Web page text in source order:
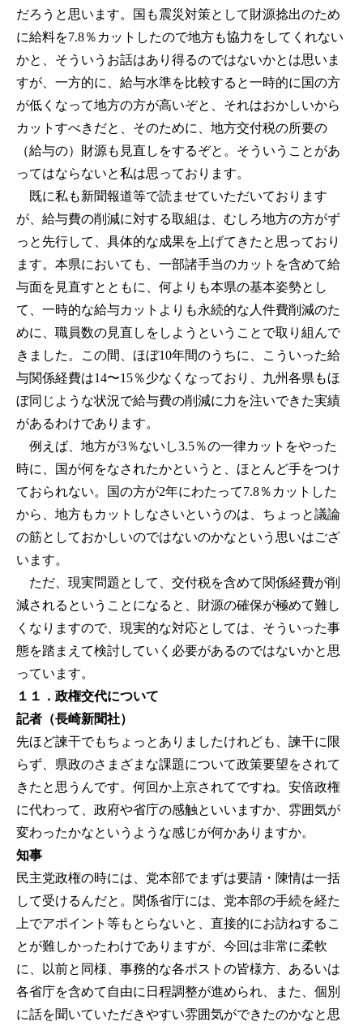
だろうと思います。国も震災対策として財源捻出のため
に給料を7.8％カットしたので地方も協力をしてくれない
かと、そういうお話はあり得るのではないかとは思いま
すが、一方的に、給与水準を比較すると一時的に国の方
が低くなって地方の方が高いぞと、それはおかしいから
カットすべきだと、そのために、地方交付税の所要の
（給与の）財源も見直しをするぞと。そういうことがあ
ってはならないと私は思っております。
既に私も新聞報道等で読ませていただいております
が、給与費の削減に対する取組は、むしろ地方の方がず
っと先行して、具体的な成果を上げてきたと思っており
ます。本県においても、一部諸手当のカットを含めて給
与面を見直すとともに、何よりも本県の基本姿勢とし
て、一時的な給与カットよりも永続的な人件費削減のた
めに、職員数の見直しをしようということで取り組んで
きました。この間、ほぼ10年間のうちに、こういった給
与関係経費は14〜15％少なくなっており、九州各県もほ
ぼ同じような状況で給与費の削減に力を注いできた実績
があるわけであります。
例えば、地方が3％ないし3.5％の一律カットをやった
時に、国が何をなされたかというと、ほとんど手をつけ
ておられない。国の方が2年にわたって7.8％カットした
から、地方もカットしなさいというのは、ちょっと議論
の筋としておかしいのではないのかなという思いはござ
います。
ただ、現実問題として、交付税を含めて関係経費が削
減されるということになると、財源の確保が極めて難し
くなりますので、現実的な対応としては、そういった事
態を踏まえて検討していく必要があるのではないかと思
っています。
１１．政権交代について
記者（長崎新聞社）
先ほど諫干でもちょっとありましたけれども、諫干に限
らず、県政のさまざまな課題について政策要望をされて
きたと思うんです。何回か上京されてですね。安倍政権
に代わって、政府や省庁の感触といいますか、雰囲気が
変わったかなというような感じが何かありますか。
知事
民主党政権の時には、党本部でまずは要請・陳情は一括
して受けるんだと。関係省庁には、党本部の手続を経た
上でアポイント等もとらないと、直接的にお訪ねするこ
とが難しかったわけでありますが、今回は非常に柔軟
に、以前と同様、事務的な各ポストの皆様方、あるいは
各省庁を含めて自由に日程調整が進められ、また、個別
に話を聞いていただきやすい雰囲気ができたのかなと思